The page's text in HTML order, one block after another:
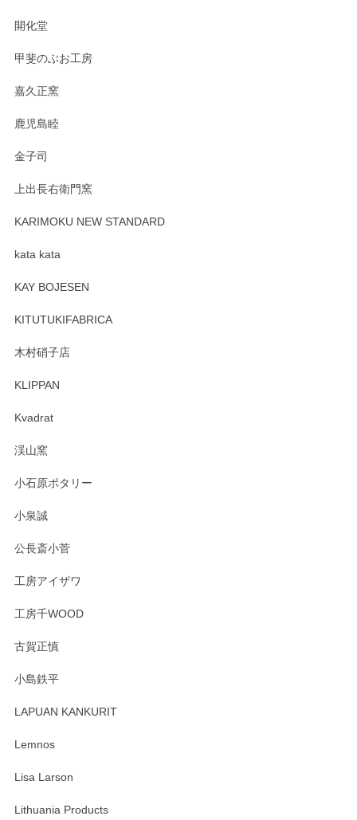
開化堂
甲斐のぶお工房
嘉久正窯
鹿児島睦
金子司
上出長右衛門窯
KARIMOKU NEW STANDARD
kata kata
KAY BOJESEN
KITUTUKIFABRICA
木村硝子店
KLIPPAN
Kvadrat
渓山窯
小石原ポタリー
小泉誠
公長斎小菅
工房アイザワ
工房千WOOD
古賀正慎
小島鉄平
LAPUAN KANKURIT
Lemnos
Lisa Larson
Lithuania Products